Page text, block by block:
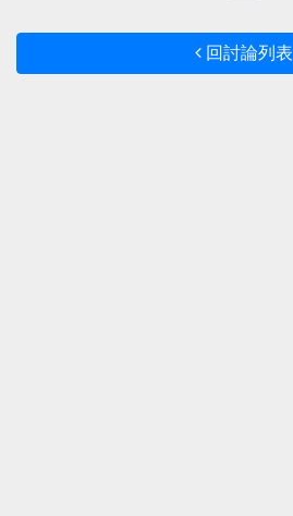
回討論列表